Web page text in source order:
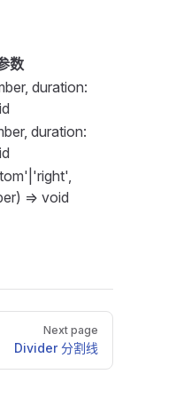
数
duration:
duration:
=> void
Next page
Divider 分割线